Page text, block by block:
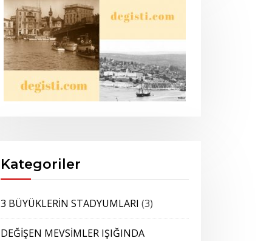
Kategoriler
3 BÜYÜKLERİN STADYUMLARI (3)
DEĞİŞEN MEVSİMLER IŞIĞINDA